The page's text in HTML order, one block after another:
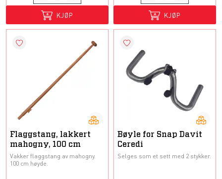
KJØP KJØP
Flaggstang, lakkert
mahogny, 100 cm
Vakker flaggstang av mahogny.
100 cm høyde.
Bøyle for Snap Davit
Ceredi
Selges som et sett med 2 stykker.